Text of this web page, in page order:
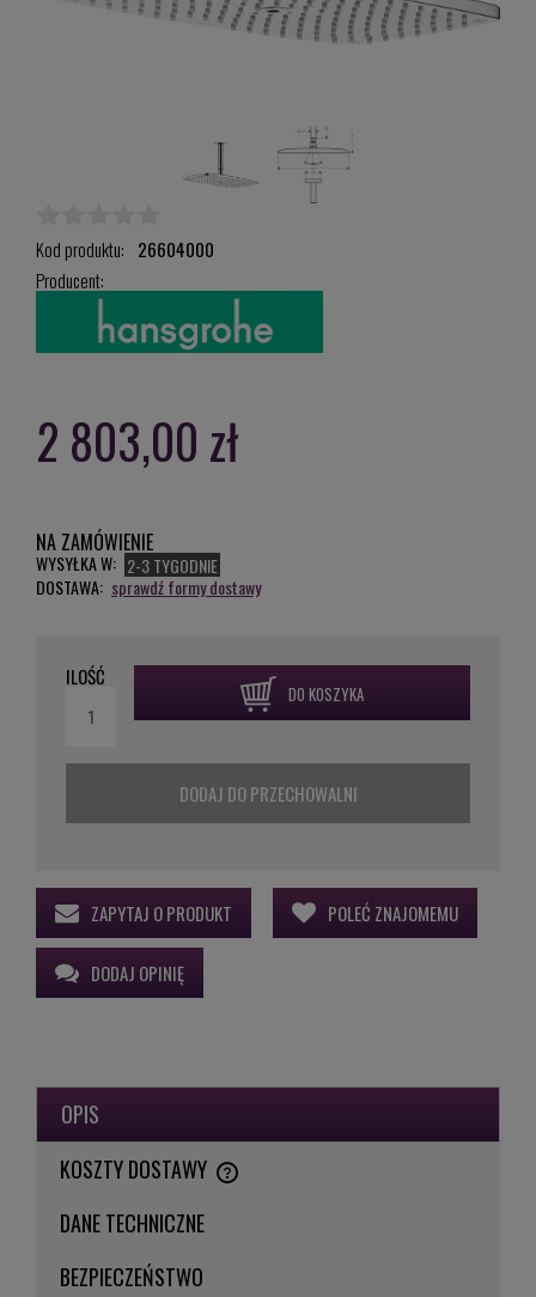
Kod produktu: 26604000
Producent:
2 803,00 zł
NA ZAMÓWIENIE
WYSYŁKA W: 2-3 TYGODNIE
DOSTAWA: sprawdź formy dostawy
ILOŚĆ
DO KOSZYKA
DODAJ DO PRZECHOWALNI
ZAPYTAJ O PRODUKT POLEĆ ZNAJOMEMU
DODAJ OPINIĘ
OPIS
KOSZTY DOSTAWY
CENA NIE ZAWIERA EWENTUALNYCH KOSZTÓW PŁATNOŚCI
DANE TECHNICZNE
BEZPIECZEŃSTWO